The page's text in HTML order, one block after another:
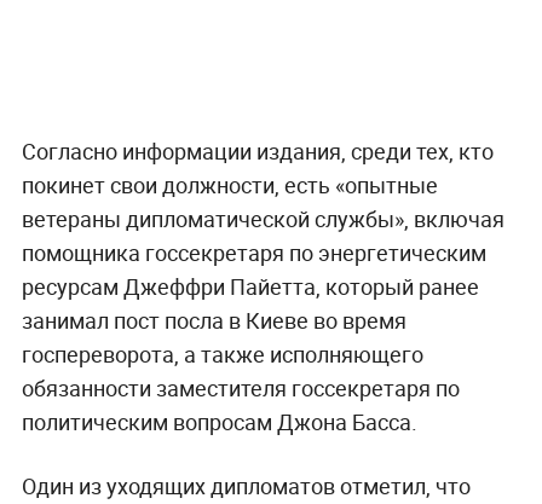
Согласно информации издания, среди тех, кто
покинет свои должности, есть «опытные
ветераны дипломатической службы», включая
помощника госсекретаря по энергетическим
ресурсам Джеффри Пайетта, который ранее
занимал пост посла в Киеве во время
госпереворота, а также исполняющего
обязанности заместителя госсекретаря по
политическим вопросам Джона Басса.
Один из уходящих дипломатов отметил, что